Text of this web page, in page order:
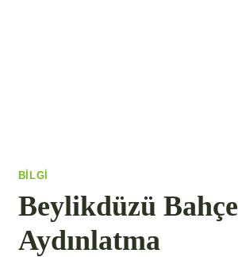
BILGI
Beylikdüzü Bahçe
Aydınlatma